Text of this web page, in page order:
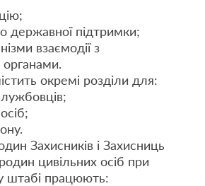
державної підтримки;
взаємодії з
окремі розділи для:
Захисників і Захисниць
цивільних осіб при
штабі працюють: